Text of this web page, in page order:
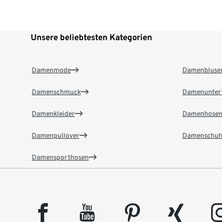
Unsere beliebtesten Kategorien
Damenmode
Damenschmuck
Damenkleider
Damenpullover
Damensporthosen
Damenhosen
facebook youtube pinterest xing